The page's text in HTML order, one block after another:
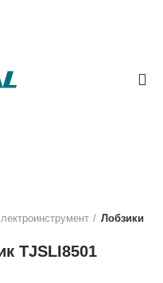
Лобзики
TJSLI8501